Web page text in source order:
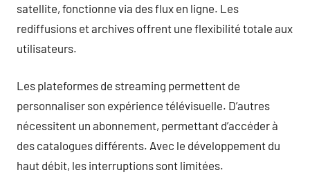
satellite, fonctionne via des flux en ligne. Les
rediffusions et archives offrent une flexibilité totale aux
utilisateurs.
Les plateformes de streaming permettent de
personnaliser son expérience télévisuelle. D’autres
nécessitent un abonnement, permettant d’accéder à
des catalogues différents. Avec le développement du
haut débit, les interruptions sont limitées.